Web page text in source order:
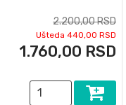
2.200,00 RSD
Ušteda 440,00 RSD
1.760,00 RSD